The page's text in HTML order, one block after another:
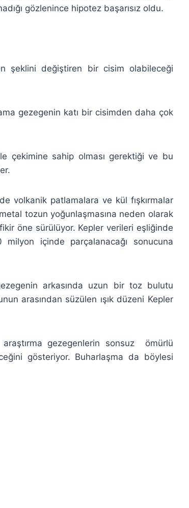
gözlenince hipotez başarısız oldu.
şeklini değiştiren bir cisim olabileceği
gezegenin katı bir cisimden daha çok
çekimine sahip olması gerektiği ve bu
volkanik patlamalara ve kül fışkırmalar
tozun yoğunlaşmasına neden olarak
öne sürülüyor. Kepler verileri eşliğinde
içinde parçalanacağı sonucuna
arkasında uzun bir toz bulutu
arasından süzülen ışık düzeni Kepler
gezegenlerin sonsuz
ömürlü
gösteriyor. Buharlaşma da böylesi